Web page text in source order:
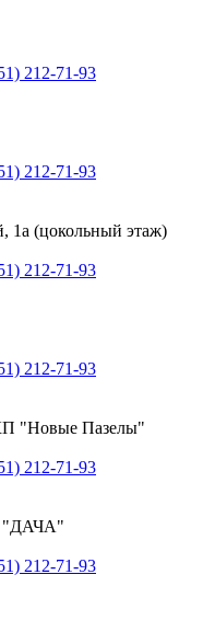
212-71-93
212-71-93
1а (цокольный этаж)
212-71-93
212-71-93
"Новые Пазелы"
212-71-93
"ДАЧА"
212-71-93